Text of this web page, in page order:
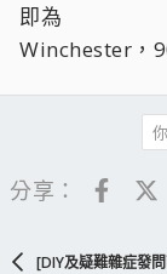
即為
Winchester，
分享：
[DIY及疑難雜症發